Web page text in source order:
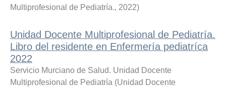
Multiprofesional de Pediatría., 2022)
Unidad Docente Multiprofesional de Pediatría.
Libro del residente en Enfermería pediatríca
2022
Servicio Murciano de Salud. Unidad Docente
Multiprofesional de Pediatría (Unidad Docente